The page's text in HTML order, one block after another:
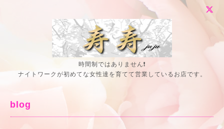
時間制ではありません❗
ナイトワークが初めてな女性達を育てて営業しているお店です。
blog